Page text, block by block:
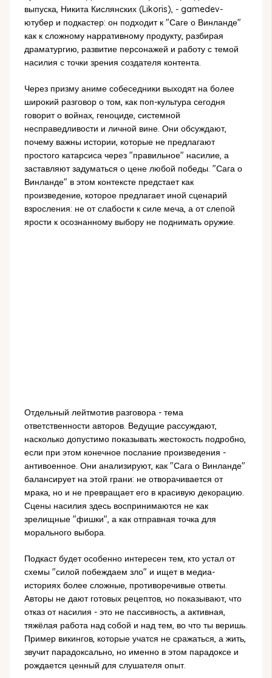
выпуска, Никита Кислянских (Likoris), - gamedev-
ютубер и подкастер: он подходит к "Саге о Винланде"
как к сложному нарративному продукту, разбирая
драматургию, развитие персонажей и работу с темой
насилия с точки зрения создателя контента.
Через призму аниме собеседники выходят на более
широкий разговор о том, как поп-культура сегодня
говорит о войнах, геноциде, системной
несправедливости и личной вине. Они обсуждают,
почему важны истории, которые не предлагают
простого катарсиса через "правильное" насилие, а
заставляют задуматься о цене любой победы. "Сага о
Винланде" в этом контексте предстает как
произведение, которое предлагает иной сценарий
взросления: не от слабости к силе меча, а от слепой
ярости к осознанному выбору не поднимать оружие.
Отдельный лейтмотив разговора - тема
ответственности авторов. Ведущие рассуждают,
насколько допустимо показывать жестокость подробно,
если при этом конечное послание произведения -
антивоенное. Они анализируют, как "Сага о Винланде"
балансирует на этой грани: не отворачивается от
мрака, но и не превращает его в красивую декорацию.
Сцены насилия здесь воспринимаются не как
зрелищные "фишки", а как отправная точка для
морального выбора.
Подкаст будет особенно интересен тем, кто устал от
схемы "силой побеждаем зло" и ищет в медиа-
историях более сложные, противоречивые ответы.
Авторы не дают готовых рецептов, но показывают, что
отказ от насилия - это не пассивность, а активная,
тяжёлая работа над собой и над тем, во что ты веришь.
Пример викингов, которые учатся не сражаться, а жить,
звучит парадоксально, но именно в этом парадоксе и
рождается ценный для слушателя опыт.